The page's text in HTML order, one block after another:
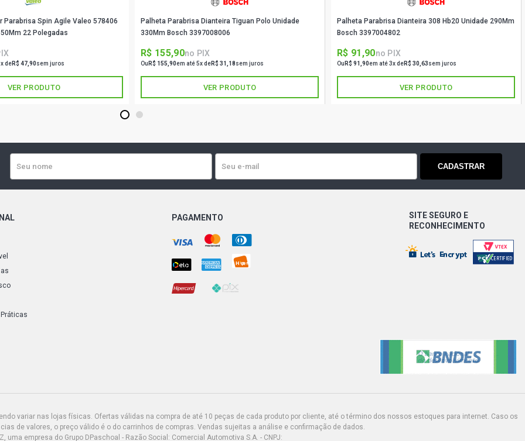
GRAND VITARA XL SUV 2.7 24V GASOLINA (2001 -
2003)
GRAND VITARA 4 WD SUV 3.2 24V GASOLINA
Parabrisa Spin Agile Valeo 578406
22 Polegadas
deR$ 47,90sem juros
VER PRODUTO
Palheta Parabrisa Dianteira Tiguan Polo Unidade
330Mm Bosch 3397008006
R$ 155,90no PIX
Ou R$ 155,90em até 5x deR$ 31,18sem juros
VER PRODUTO
Palheta Parabrisa Dianteira 308 Hb20 Unidade 290Mm
Bosch 3397004802
R$ 91,90no PIX
Ou R$ 91,90em até 3x deR$ 30,63sem juros
VER PRODUTO
1 2
CADASTRAR
PAGAMENTO
SITE SEGURO E
RECONHECIMENTO
variar nas lojas físicas. Ofertas válidas na compra de até 10 peças de cada produto por cliente, até o término dos nossos estoques para internet. Caso os
de valores, o preço válido é o do carrinhos de compras. Vendas sujeitas a análise e confirmação de dados.
uma empresa do Grupo DPaschoal - Razão Social: Comercial Automotiva S.A. - CNPJ: